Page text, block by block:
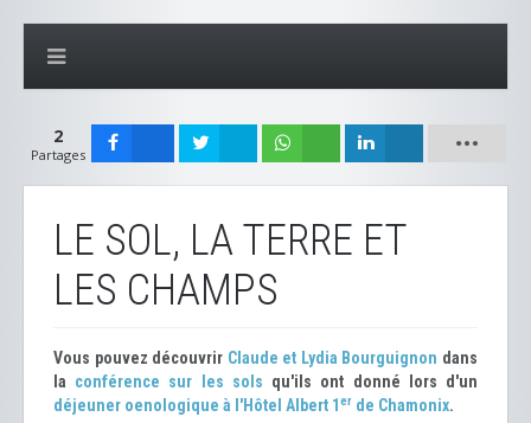
2
Partages
LE SOL, LA TERRE ET
LES CHAMPS
Vous pouvez découvrir Claude et Lydia Bourguignon dans
la conférence sur les sols qu'ils ont donné lors d'un
déjeuner oenologique à l'Hôtel Albert 1 er de Chamonix.